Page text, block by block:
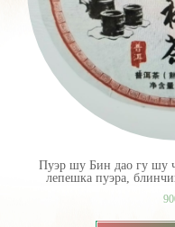
Пуэр шу Бин дао гу шу
лепешка пуэра,